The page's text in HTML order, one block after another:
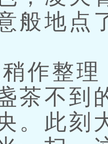
般地点
作整理
茶不到
。此刻